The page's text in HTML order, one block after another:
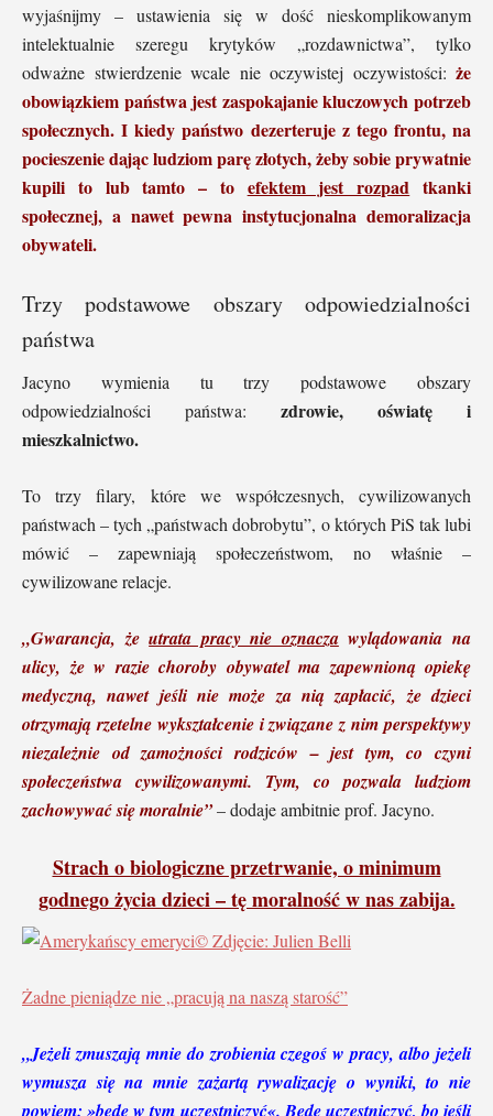
wyjaśnijmy – ustawienia się w dość nieskomplikowanym
intelektualnie szeregu krytyków „rozdawnictwa”, tylko
odważne stwierdzenie wcale nie oczywistej oczywistości: że
obowiązkiem państwa jest zaspokajanie kluczowych potrzeb
społecznych. I kiedy państwo dezerteruje z tego frontu, na
pocieszenie dając ludziom parę złotych, żeby sobie prywatnie
kupili to lub tamto – to efektem jest rozpad tkanki
społecznej, a nawet pewna instytucjonalna demoralizacja
obywateli.
Trzy podstawowe obszary odpowiedzialności
państwa
Jacyno wymienia tu trzy podstawowe obszary
odpowiedzialności państwa: zdrowie, oświatę i
mieszkalnictwo.
To trzy filary, które we współczesnych, cywilizowanych
państwach – tych „państwach dobrobytu”, o których PiS tak lubi
mówić – zapewniają społeczeństwom, no właśnie –
cywilizowane relacje.
„Gwarancja, żeutrata pracy nie oznaczawylądowania na
ulicy, że w razie choroby obywatel ma zapewnioną opiekę
medyczną, nawet jeśli nie może za nią zapłacić, że dzieci
otrzymają rzetelne wykształcenie i związane z nim perspektywy
niezależnie od zamożności rodziców – jest tym, co czyni
społeczeństwa cywilizowanymi. Tym, co pozwala ludziom
zachowywać się moralnie”– dodaje ambitnie prof. Jacyno.
Strach o biologiczne przetrwanie, o minimum
godnego życia dzieci – tę moralność w nas zabija.
© Zdjęcie: Julien Belli
Żadne pieniądze nie „pracują na naszą starość”
„Jeżeli zmuszają mnie do zrobienia czegoś w pracy, albo jeżeli
wymusza się na mnie zażartą rywalizację o wyniki, to nie
powiem: »będę w tym uczestniczyć«. Będę uczestniczyć, bo jeśli